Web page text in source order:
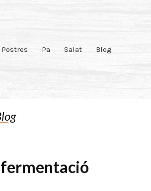
Postres Pa Salat Blog